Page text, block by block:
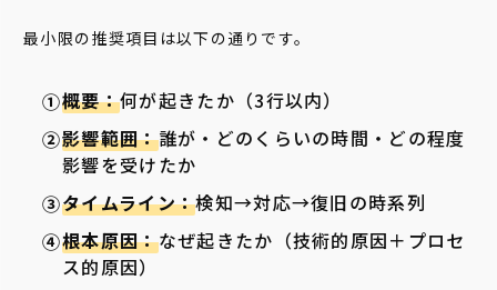
最小限の推奨項目は以下の通りです。
概要：何が起きたか（3行以内）
影響範囲：誰が・どのくらいの時間・どの程度
影響を受けたか
タイムライン：検知→対応→復旧の時系列
根本原因：なぜ起きたか（技術的原因＋プロセ
ス的原因）